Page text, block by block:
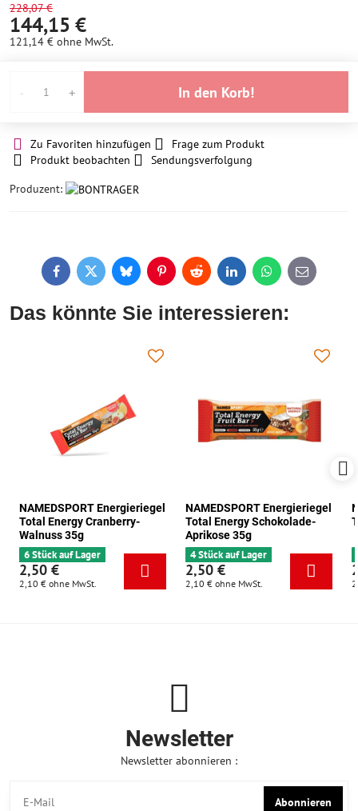
228,07 €
144,15 €
121,14 € ohne MwSt.
In den Korb!
Zu Favoriten hinzufügen
Frage zum Produkt
Produkt beobachten
Sendungsverfolgung
Produzent:
FacebookTwitterBlueskyPinterestReddit LinkedInWhatsApp
E-
mail
Das könnte Sie interessieren:
NAMEDSPORT Energieriegel
Total Energy Cranberry-
Walnuss 35g
6 Stück auf Lager
2,50 €
2,10 € ohne MwSt.
NAMEDSPORT Energieriegel
Total Energy Schokolade-
Aprikose 35g
4 Stück auf Lager
2,50 €
2,10 € ohne MwSt.
Newsletter
Newsletter abonnieren :
Abonnieren